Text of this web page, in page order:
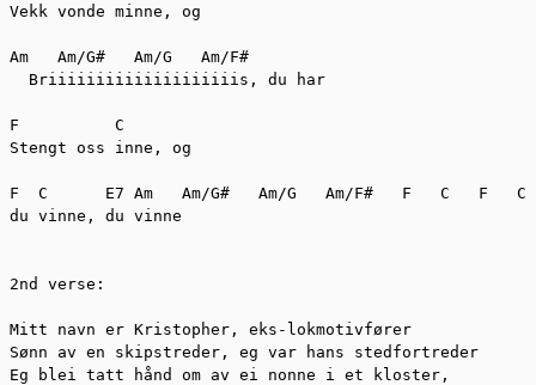
Vekk vonde minne, og
Am   Am/G#   Am/G   Am/F#
  Briiiiiiiiiiiiiiiiiiiis, du har
F	   C
Stengt oss inne, og
F  C	  E7 Am   Am/G#   Am/G   Am/F#   F   C   F   C  E7 x2 from Am
du vinne, du vinne
2nd verse:
Mitt navn er Kristopher, eks-lokmotivfører
Sønn av en skipstreder, eg var hans stedfortreder
Eg blei tatt hånd om av ei nonne i et kloster,